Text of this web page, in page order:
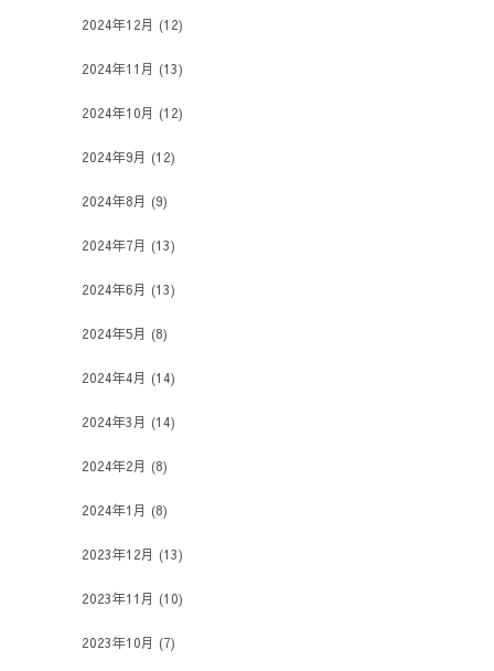
2024年12月 (12)
2024年11月 (13)
2024年10月 (12)
2024年9月 (12)
2024年8月 (9)
2024年7月 (13)
2024年6月 (13)
2024年5月 (8)
2024年4月 (14)
2024年3月 (14)
2024年2月 (8)
2024年1月 (8)
2023年12月 (13)
2023年11月 (10)
2023年10月 (7)